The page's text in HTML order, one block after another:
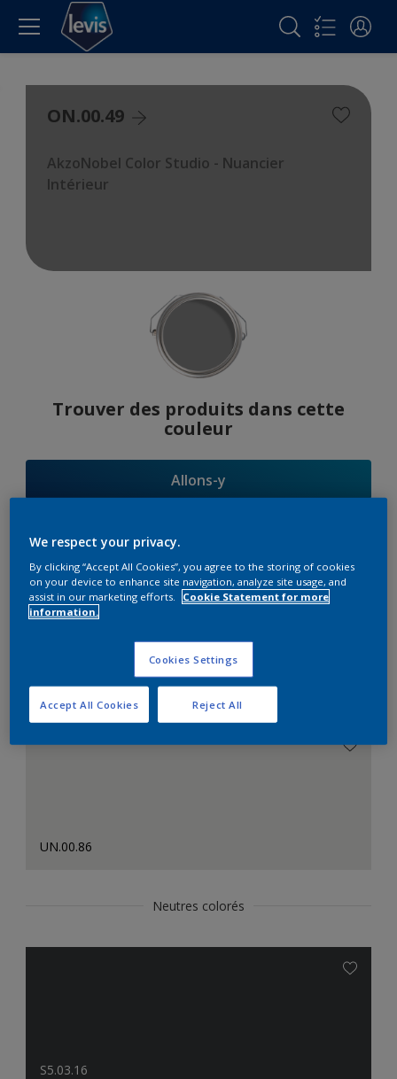
ON.00.49
AkzoNobel Color Studio - Nuancier
Intérieur
Trouver des produits dans cette
couleur
Allons-y
Suggestions
d'Harmonies
Le Blanc Parfait
UN.00.86
Neutres colorés
S5.03.16
We respect your privacy.
By clicking “Accept All Cookies”, you agree to the storing of cookies
on your device to enhance site navigation, analyze site usage, and
assist in our marketing efforts.
Cookie Statement for more
information.
Cookies Settings
Reject All
Accept All Cookies